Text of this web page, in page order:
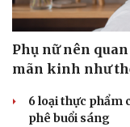
Phụ nữ nên
mãn kinh như
6 loại thực phẩm
phê buổi sáng